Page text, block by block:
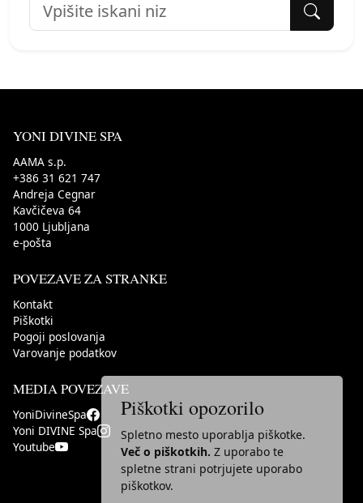
YONI DIVINE SPA
AAMA s.p.
+386 31 621 747
Andreja Cegnar
Kavčičeva 64
1000 Ljubljana
e-pošta
POVEZAVE ZA STRANKE
Kontakt
Piškotki
Pogoji poslovanja
Varovanje podatkov
MEDIA POVEZAVE
YoniDivineSpa
Yoni DIVINE Spa
Youtube
Piškotki opozorilo
Spletno mesto uporablja piškotke.
Več o piškotkih. Z uporabo te
spletne strani potrjujete uporabo
piškotkov.